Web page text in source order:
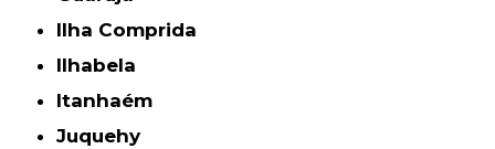
Ilha Comprida
Ilhabela
Itanhaém
Juquehy